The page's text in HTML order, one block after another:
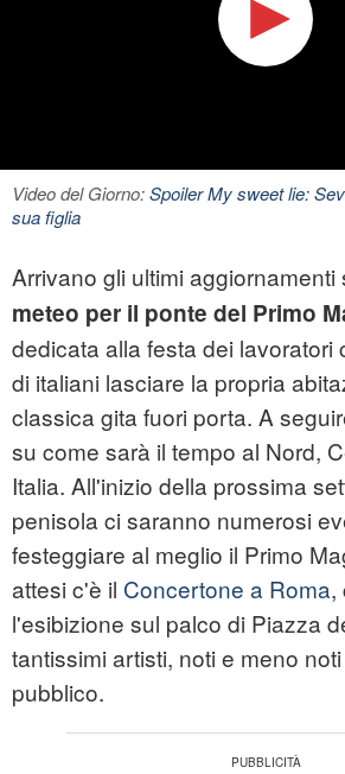
Video del Giorno:Spoiler My sweet lie:
sua figlia
Arrivano gli ultimi aggiornamenti
meteo per il ponte del Primo
dedicata alla festa dei lavoratori
di italiani lasciare la propria
classica gita fuori porta. A
su come sarà il tempo al Nord,
Italia. All'inizio della prossima
penisola ci saranno numerosi
festeggiare al meglio il Primo
attesi c'è il Concertone a Roma,
l'esibizione sul palco di Piazza
tantissimi artisti, noti e meno
pubblico.